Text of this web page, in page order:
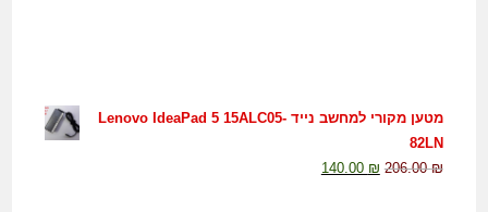
מטען מקורי למחשב נייד Lenovo IdeaPad 5 15ALC05-
82LN
206.00₪
140.00 ₪